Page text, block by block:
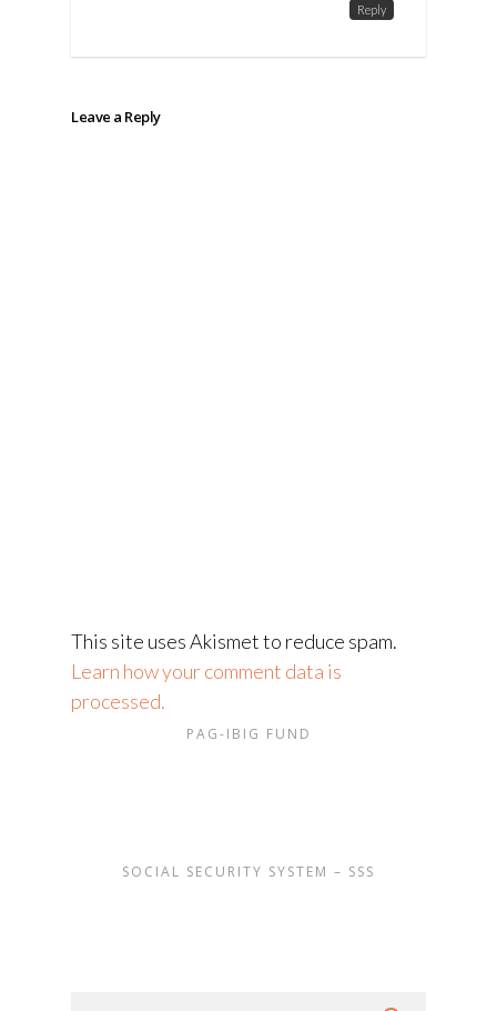
Reply
Leave a Reply
This site uses Akismet to reduce spam.
Learn how your comment data is
processed.
PAG-IBIG FUND
SOCIAL SECURITY SYSTEM – SSS